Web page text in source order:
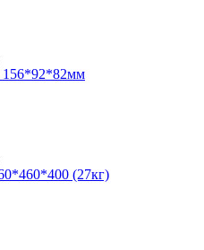
156*92*82мм
(27кг)